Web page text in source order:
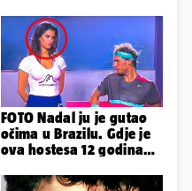
FOTO Nadal ju je gutao
očima u Brazilu. Gdje je
ova hostesa 12 godina